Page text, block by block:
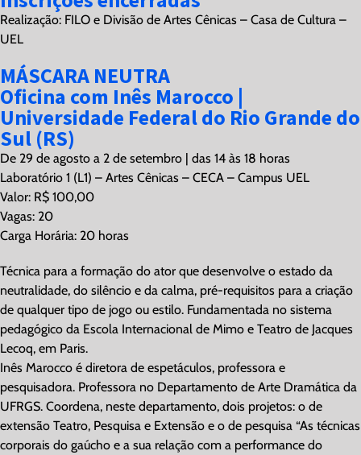
Realização: FILO e Divisão de Artes Cênicas – Casa de Cultura –
UEL
MÁSCARA NEUTRA
Oficina com Inês Marocco |
Universidade Federal do Rio Grande do
Sul (RS)
De 29 de agosto a 2 de setembro | das 14 às 18 horas
Laboratório 1 (L1) – Artes Cênicas – CECA – Campus UEL
Valor: R$ 100,00
Vagas: 20
Carga Horária: 20 horas
Técnica para a formação do ator que desenvolve o estado da
neutralidade, do silêncio e da calma, pré-requisitos para a criação
de qualquer tipo de jogo ou estilo. Fundamentada no sistema
pedagógico da Escola Internacional de Mimo e Teatro de Jacques
Lecoq, em Paris.
Inês Marocco é diretora de espetáculos, professora e
pesquisadora. Professora no Departamento de Arte Dramática da
UFRGS. Coordena, neste departamento, dois projetos: o de
extensão Teatro, Pesquisa e Extensão e o de pesquisa “As técnicas
corporais do gaúcho e a sua relação com a performance do